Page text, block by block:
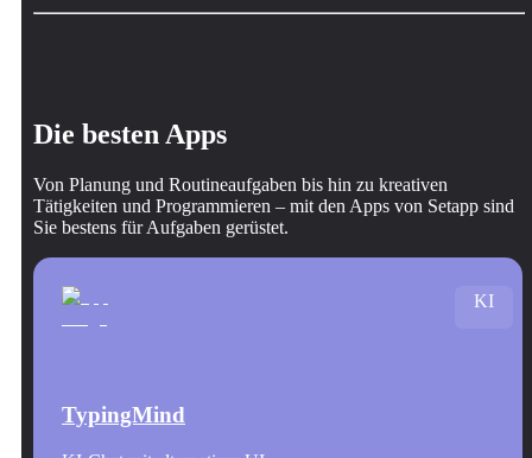
Die besten Apps
Von Planung und Routineaufgaben bis hin zu kreativen
Tätigkeiten und Programmieren – mit den Apps von Setapp sind
Sie bestens für Aufgaben gerüstet.
TypingMind
KI